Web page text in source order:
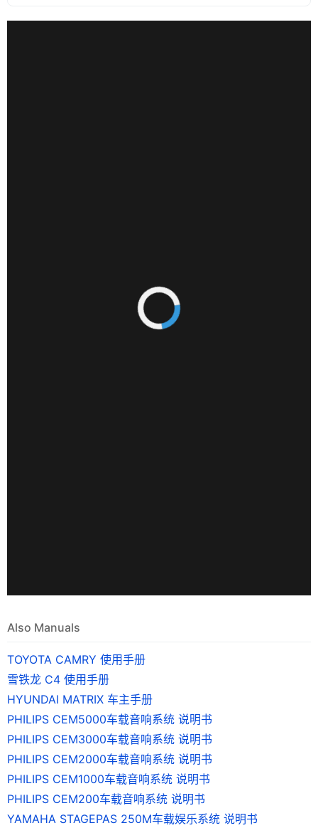
Also Manuals
TOYOTA CAMRY 使用手册
雪铁龙 C4 使用手册
HYUNDAI MATRIX 车主手册
PHILIPS CEM5000车载音响系统 说明书
PHILIPS CEM3000车载音响系统 说明书
PHILIPS CEM2000车载音响系统 说明书
PHILIPS CEM1000车载音响系统 说明书
PHILIPS CEM200车载音响系统 说明书
YAMAHA STAGEPAS 250M车载娱乐系统 说明书